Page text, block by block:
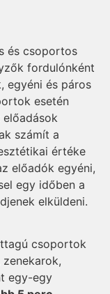
és csoportos
fordulónként
egyéni és páros
esetén
számít a
értéke
előadók egyéni,
egy időben a
elküldeni.
csoportok
egy-egy